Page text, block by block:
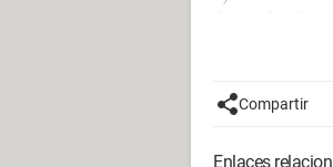
2) 2 luces
documentación
Compartir
Enlaces